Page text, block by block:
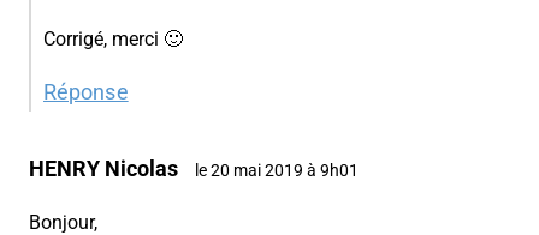
Corrigé, merci 🙂
Réponse
HENRY Nicolas le 20 mai 2019 à 9h01
Bonjour,